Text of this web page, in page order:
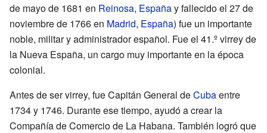
de mayo de 1681 en Reinosa, Españay fallecido el 27 de
noviembre de 1766 en Madrid, España) fue un importante
noble, militar y administrador español. Fue el 41.º virrey de
la Nueva España, un cargo muy importante en la época
colonial.
Antes de ser virrey, fue Capitán General deCubaentre
1734 y 1746. Durante ese tiempo, ayudó a crear la
Compañía de Comercio de La Habana. También logró que